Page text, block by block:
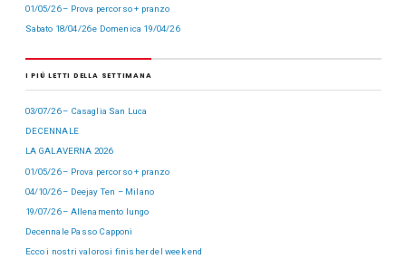
01/05/26 – Prova percorso + pranzo
Sabato 18/04/26 e Domenica 19/04/26
I PIÙ LETTI DELLA SETTIMANA
03/07/26 – Casaglia San Luca
DECENNALE
LA GALAVERNA 2026
01/05/26 – Prova percorso + pranzo
04/10/26 – Deejay Ten – Milano
19/07/26 – Allenamento lungo
Decennale Passo Capponi
Ecco i nostri valorosi finisher del week end